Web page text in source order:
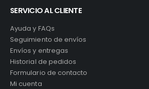
SERVICIO AL CLIENTE
Ayuda y FAQs
Seguimiento de envíos
Envíos y entregas
Historial de pedidos
Formulario de contacto
Mi cuenta